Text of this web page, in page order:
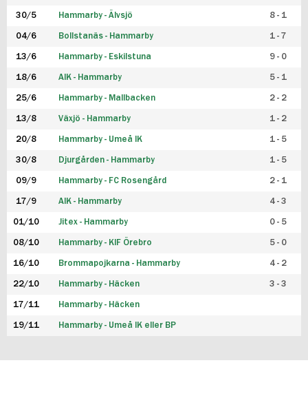
30/5 Hammarby - Älvsjö 8 - 1
04/6 Bollstanäs - Hammarby 1 - 7
13/6 Hammarby - Eskilstuna 9 - 0
18/6 AIK - Hammarby 5 - 1
25/6 Hammarby - Mallbacken 2 - 2
13/8 Växjö - Hammarby 1 - 2
20/8 Hammarby - Umeå IK 1 - 5
30/8 Djurgården - Hammarby 1 - 5
09/9 Hammarby - FC Rosengård 2 - 1
17/9 AIK - Hammarby 4 - 3
01/10 Jitex - Hammarby 0 - 5
08/10 Hammarby - KIF Örebro 5 - 0
16/10 Brommapojkarna - Hammarby 4 - 2
22/10 Hammarby - Häcken 3 - 3
17/11 Hammarby - Häcken
19/11 Hammarby - Umeå IK eller BP